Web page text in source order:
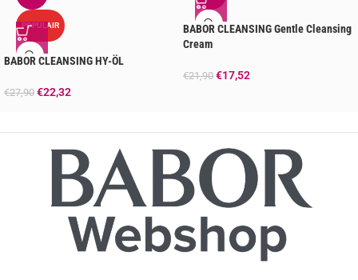
POPULAIR
BABOR CLEANSING HY-ÖL
€27,90 €22,32
BABOR CLEANSING Gentle Cleansing
Cream
€21,90 €17,52